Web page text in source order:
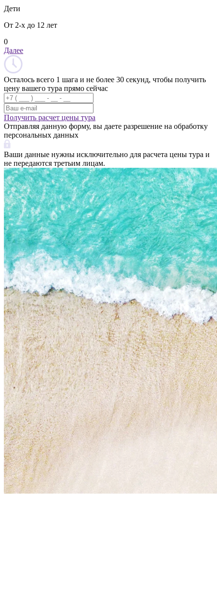
Дети
От 2-х до 12 лет
0
Далее
Осталось всего 1 шага и не более 30 секунд, чтобы получить
цену вашего тура прямо сейчас
Получить расчет цены тура
Отправляя данную форму, вы даете разрешение на обработку
персональных данных
Ваши данные нужны исключительно для расчета цены тура и
не передаются третьим лицам.